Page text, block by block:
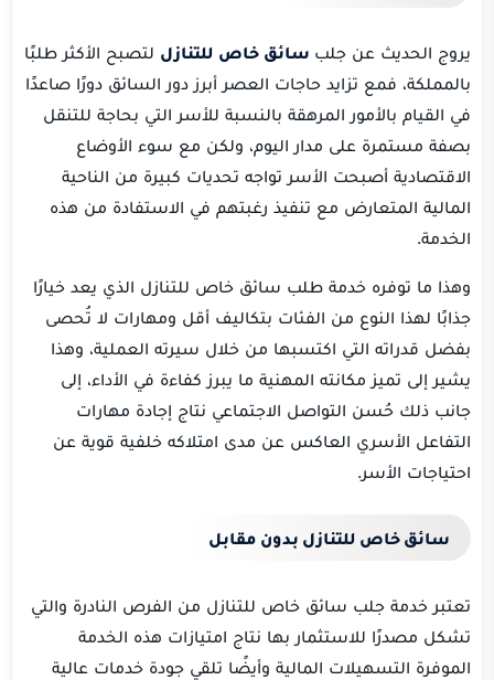
يروج الحديث عن جلب سائق خاص للتنازل لتصبح الأكثر طلبًا
بالمملكة، فمع تزايد حاجات العصر أبرز دور السائق دورًا صاعدًا
في القيام بالأمور المرهقة بالنسبة للأسر التي بحاجة للتنقل
بصفة مستمرة على مدار اليوم، ولكن مع سوء الأوضاع
الاقتصادية أصبحت الأسر تواجه تحديات كبيرة من الناحية
المالية المتعارض مع تنفيذ رغبتهم في الاستفادة من هذه
الخدمة.
وهذا ما توفره خدمة طلب سائق خاص للتنازل الذي يعد خيارًا
جذابًا لهذا النوع من الفئات بتكاليف أقل ومهارات لا تُحصى
بفضل قدراته التي اكتسبها من خلال سيرته العملية، وهذا
يشير إلى تميز مكانته المهنية ما يبرز كفاءة في الأداء، إلى
جانب ذلك حُسن التواصل الاجتماعي نتاج إجادة مهارات
التفاعل الأسري العاكس عن مدى امتلاكه خلفية قوية عن
احتياجات الأسر.
سائق خاص للتنازل بدون مقابل
تعتبر خدمة جلب سائق خاص للتنازل من الفرص النادرة والتي
تشكل مصدرًا للاستثمار بها نتاج امتيازات هذه الخدمة
الموفرة التسهيلات المالية وأيضًا تلقي جودة خدمات عالية